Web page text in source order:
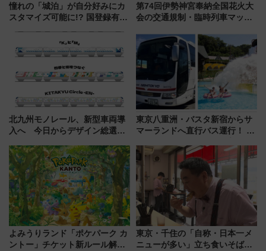
憧れの「城泊」が自分好みにカ
スタマイズ可能に!? 国登録有形
にオーダーメイド型の宿泊プラ
ンが誕生！
第74回伊勢神宮奉納全国花火大
会の交通規制・臨時列車マッ
セス
北九州モノレール、新型車両導
入へ 今日からデザイン総選挙
東京八重洲・バスタ新宿からサ
マーランドへ直行バス運行！ お
推し活を楽しもう！（2026年
8/1～31）
よみうりランド「ポケパーク カ
ントー」チケット新ルール解
東京・千住の「自称・日本一メ
ニューが多い」立ち食いそば屋